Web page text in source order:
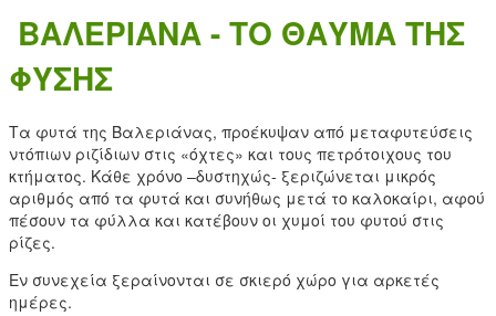
ΒΑΛΕΡΙΑΝΑ - ΤΟ ΘΑΥΜΑ ΤΗΣ
ΦΥΣΗΣ
Tα φυτά της Βαλεριάνας, προέκυψαν από μεταφυτεύσεις
ντόπιων ριζίδιων στις «όχτες» και τους πετρότοιχους του
κτήματος. Κάθε χρόνο –δυστηχώς- ξεριζώνεται μικρός
αριθμός από τα φυτά και συνήθως μετά το καλοκαίρι, αφού
πέσουν τα φύλλα και κατέβουν οι χυμοί του φυτού στις
ρίζες.
Εν συνεχεία ξεραίνονται σε σκιερό χώρο για αρκετές
ημέρες.